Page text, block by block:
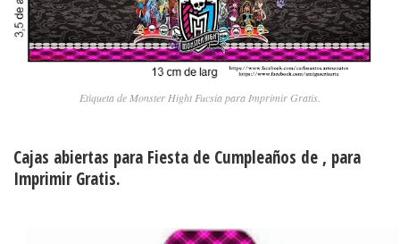
Etiqueta de Monster Hight Fucsia para Imprimir Gratis.
Cajas abiertas para Fiesta de Cumpleaños de , para
Imprimir Gratis.